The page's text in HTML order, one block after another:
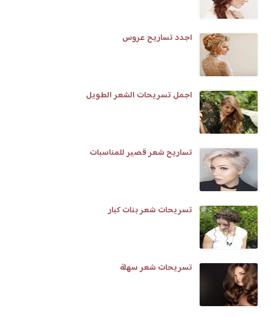
اجدد تساريح عروس
اجمل تسريحات الشعر الطويل
تساريح شعر قصير للمناسبات
تسريحات شعر بنات كبار
تسريحات شعر سهلة